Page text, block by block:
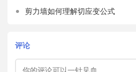
剪力墙如何理解切应变公式
评论